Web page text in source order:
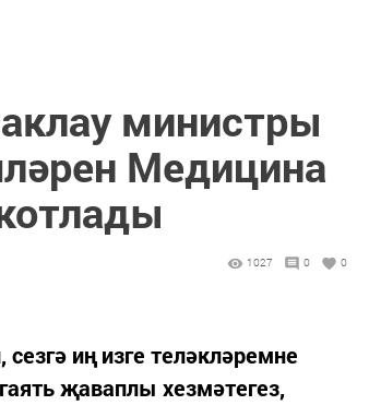
министры
Медицина
1027 0 0
иң изге теләкләремне
җаваплы хезмәтегез,